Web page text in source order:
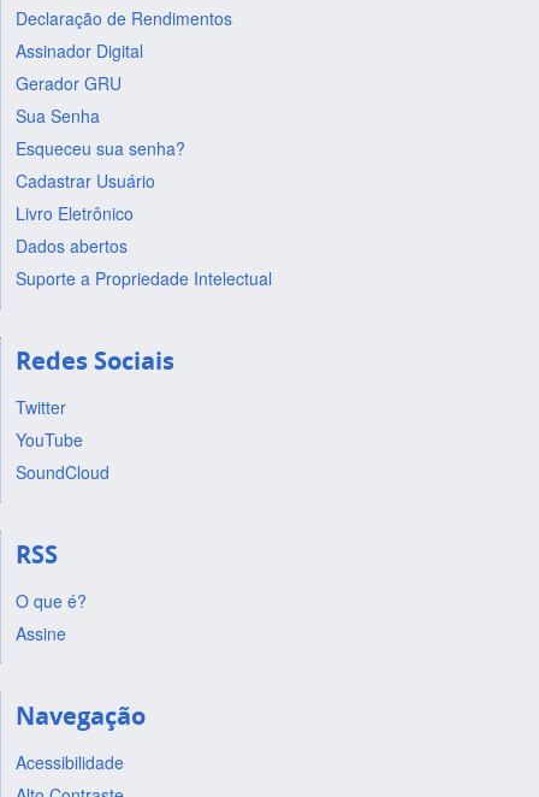
Declaração de Rendimentos
Assinador Digital
Gerador GRU
Sua Senha
Esqueceu sua senha?
Cadastrar Usuário
Livro Eletrônico
Dados abertos
Suporte a Propriedade Intelectual
Redes Sociais
Twitter
YouTube
SoundCloud
RSS
O que é?
Assine
Navegação
Acessibilidade